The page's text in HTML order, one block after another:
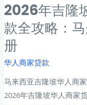
2026年吉隆
款全攻略：
册
华人商家贷款
马来西亚吉隆坡华人商
2026年吉隆坡华人商家